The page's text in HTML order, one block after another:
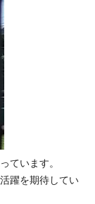
ています。
躍を期待してい